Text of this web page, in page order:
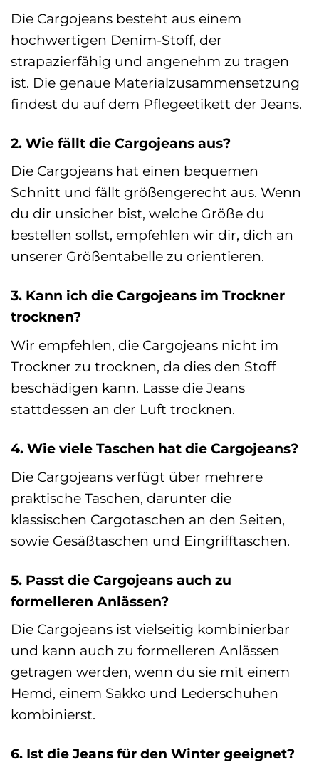
Die Cargojeans besteht aus einem
hochwertigen Denim-Stoff, der
strapazierfähig und angenehm zu tragen
ist. Die genaue Materialzusammensetzung
findest du auf dem Pflegeetikett der Jeans.
2. Wie fällt die Cargojeans aus?
Die Cargojeans hat einen bequemen
Schnitt und fällt größengerecht aus. Wenn
du dir unsicher bist, welche Größe du
bestellen sollst, empfehlen wir dir, dich an
unserer Größentabelle zu orientieren.
3. Kann ich die Cargojeans im Trockner
trocknen?
Wir empfehlen, die Cargojeans nicht im
Trockner zu trocknen, da dies den Stoff
beschädigen kann. Lasse die Jeans
stattdessen an der Luft trocknen.
4. Wie viele Taschen hat die Cargojeans?
Die Cargojeans verfügt über mehrere
praktische Taschen, darunter die
klassischen Cargotaschen an den Seiten,
sowie Gesäßtaschen und Eingrifftaschen.
5. Passt die Cargojeans auch zu
formelleren Anlässen?
Die Cargojeans ist vielseitig kombinierbar
und kann auch zu formelleren Anlässen
getragen werden, wenn du sie mit einem
Hemd, einem Sakko und Lederschuhen
kombinierst.
6. Ist die Jeans für den Winter geeignet?